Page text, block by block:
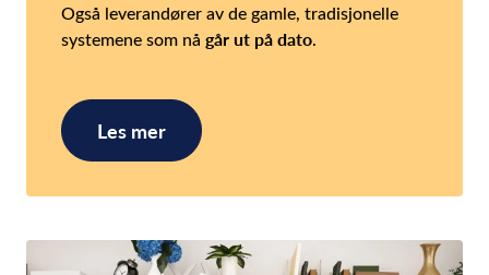
Også leverandører av de gamle, tradisjonelle
systemene som nå går ut på dato.
Les mer